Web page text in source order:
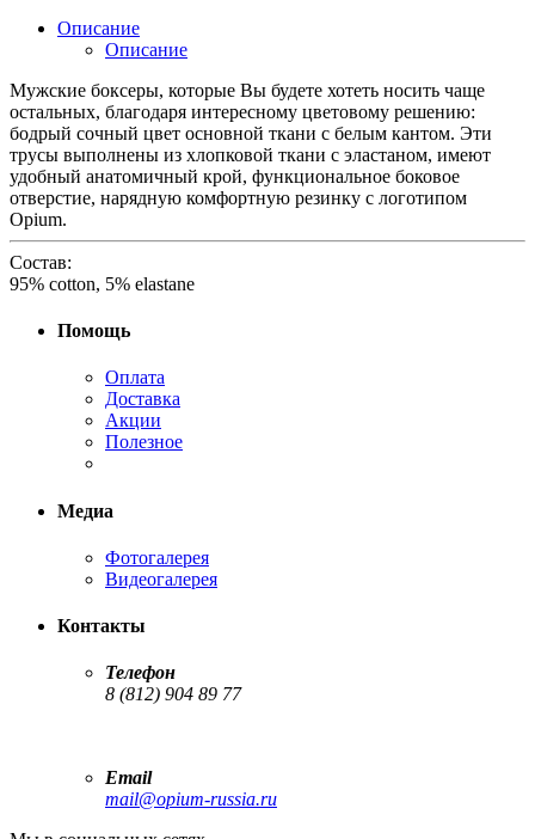
Описание
Описание
Мужские боксеры, которые Вы будете хотеть носить чаще
остальных, благодаря интересному цветовому решению:
бодрый сочный цвет основной ткани с белым кантом. Эти
трусы выполнены из хлопковой ткани с эластаном, имеют
удобный анатомичный крой, функциональное боковое
отверстие, нарядную комфортную резинку с логотипом
Opium.
Состав:
95% cotton, 5% elastane
Помощь
Оплата
Доставка
Акции
Полезное
Медиа
Фотогалерея
Видеогалерея
Контакты
Телефон
8 (812) 904 89 77
Email
mail@opium-russia.ru